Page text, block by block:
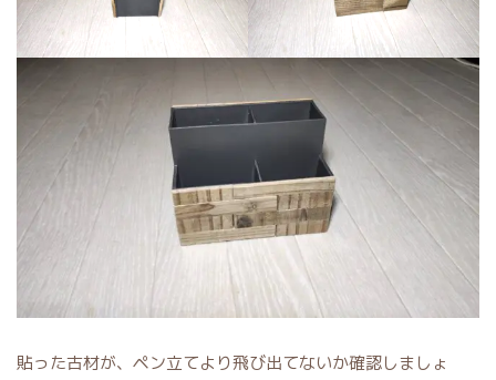
貼った古材が、ペン立てより飛び出てないか確認しましょ